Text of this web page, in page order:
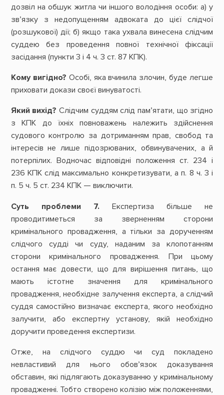
дозвіл на обшук житла чи іншого володіння особи: а) у
зв’язку з недопущенням адвоката до цієї слідчої
(розшукової) дії; б) якщо така ухвала винесена слідчим
суддею без проведення повної технічної фіксації
засідання (пункти 3 і 4 ч. 3 ст. 87 КПК).
Кому вигідно? Особі, яка вчинила злочин, буде легше
приховати докази своєї винуватості.
Який вихід? Слідчим суддям слід пам’ятати, що згідно
з КПК до їхніх повноважень належить здійснення
судового контролю за дотриманням прав, свобод та
інтересів не лише підозрюваних, обвинувачених, а й
потерпілих. Водночас відповідні положення ст. 234 і
236 КПК слід максимально конкретизувати, а п. 8 ч. 3 і
п. 5 ч. 5 ст. 234 КПК — виключити.
Суть проблеми 7. Експертиза більше не
проводитиметься за зверненням сторони
кримінального провадження, а тільки за дорученням
слідчого судді чи суду, наданим за клопотанням
сторони кримінального провадження. При цьому
остання має довести, що для вирішення питань, що
мають істотне значення для кримінального
провадження, необхідне залучення експерта, а слідчий
суддя самостійно визначає експерта, якого необхідно
залучити, або експертну установу, якій необхідно
доручити проведення експертизи.
Отже, на слідчого суддю чи суд покладено
невластивий для нього обов’язок доказування
обставин, які підлягають доказуванню у кримінальному
провадженні. Тобто створено колізію між положеннями,